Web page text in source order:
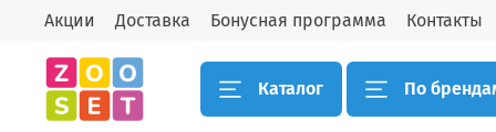
Акции Доставка Бонусная программа Контакты
Каталог По